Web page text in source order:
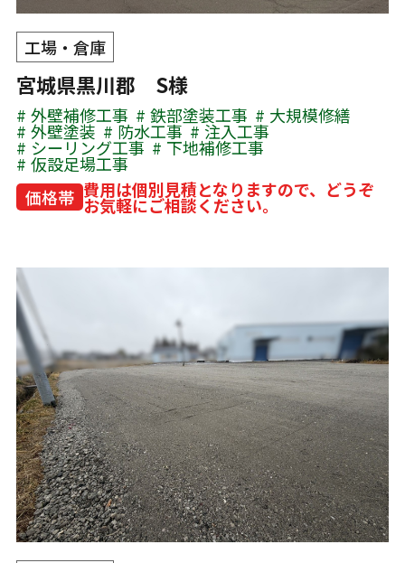
工場・倉庫
宮城県黒川郡 S様
外壁補修工事 鉄部塗装工事 大規模修繕
外壁塗装 防水工事 注入工事
シーリング工事 下地補修工事
仮設足場工事
価格帯 費用は個別見積となりますので、どうぞ
お気軽にご相談ください。